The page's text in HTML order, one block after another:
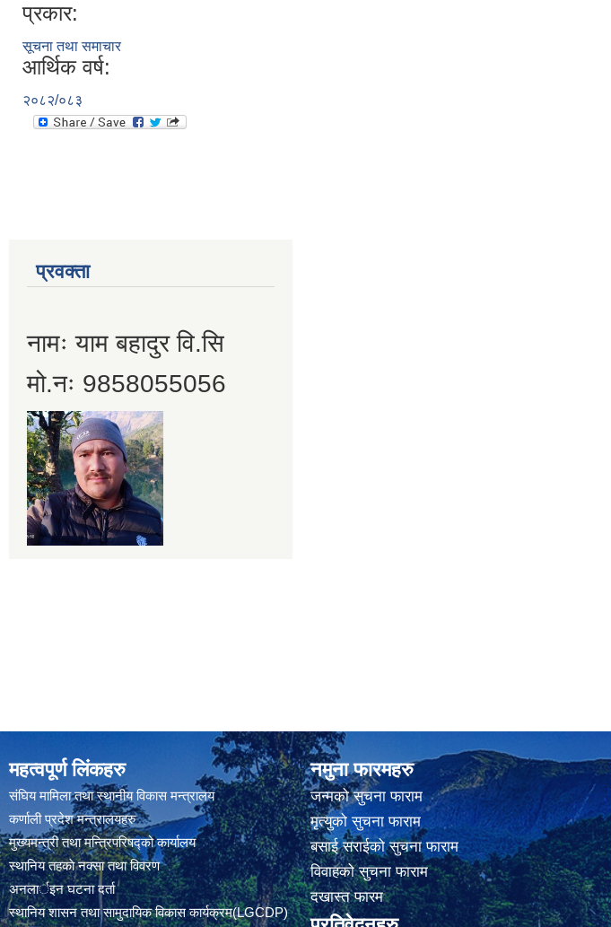
प्रकार:
सूचना तथा समाचार
आर्थिक वर्ष:
२०८२/०८३
प्रवक्ता
नामः याम बहादुर वि.सि
मो.नः 9858055056
महत्वपूर्ण लिंकहरु
संघिय मामिला तथा स्थानीय विकास मन्त्रालय
कर्णाली प्रदेश मन्त्रालयहरु
मुख्यमन्त्री तथा मन्त्रिपरिषद्को कार्यालय
स्थानिय तहकाे नक्सा तथा विवरण
अनलार्इन घटना दर्ता
स्थानिय शासन तथा सामुदायिक विकास कार्यक्रम(LGCDP)
नमुना फारमहरु
जन्मको सुचना फाराम
मृत्युको सुचना फाराम
बसाई सराईको सुचना फाराम
विवाहको सुचना फाराम
दखास्त फारम